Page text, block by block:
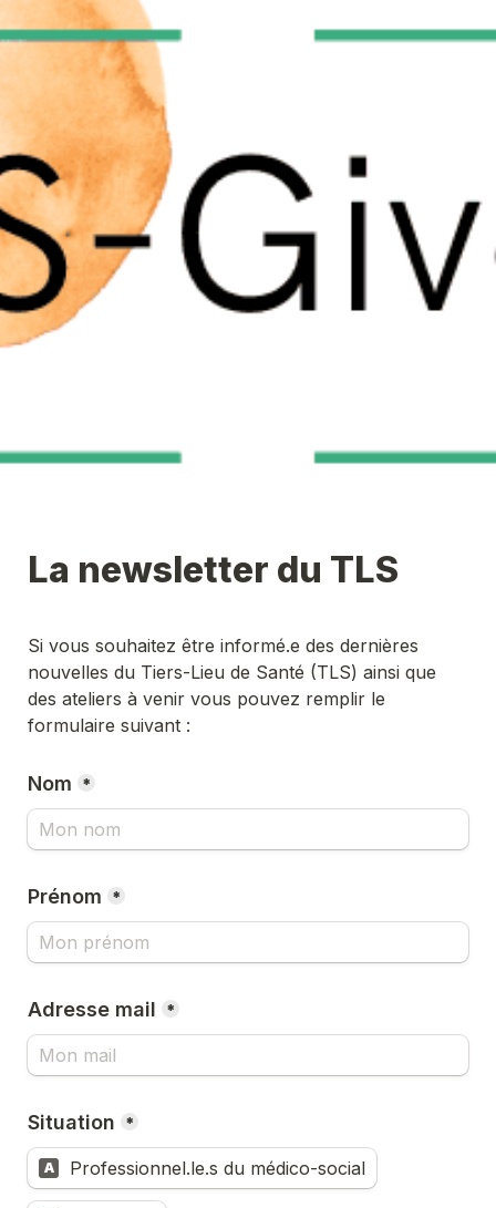
La newsletter du TLS
Si vous souhaitez être informé.e des dernières
nouvelles du Tiers-Lieu de Santé (TLS) ainsi que
des ateliers à venir vous pouvez remplir le
formulaire suivant :
Nom *
Prénom *
Adresse mail *
Situation *
A Professionnel.le.s du médico-social